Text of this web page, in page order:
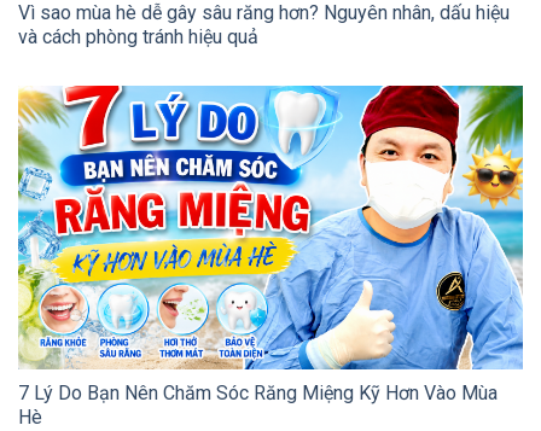
Vì sao mùa hè dễ gây sâu răng hơn? Nguyên nhân, dấu hiệu
và cách phòng tránh hiệu quả
7 Lý Do Bạn Nên Chăm Sóc Răng Miệng Kỹ Hơn Vào Mùa
Hè